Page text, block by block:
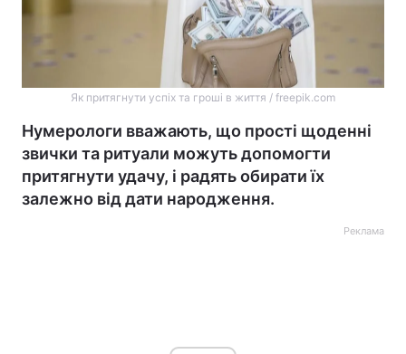
Як притягнути успіх та гроші в життя / freepik.com
Нумерологи вважають, що прості щоденні
звички та ритуали можуть допомогти
притягнути удачу, і радять обирати їх
залежно від дати народження.
Реклама